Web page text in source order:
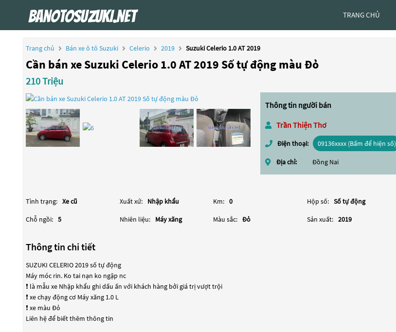
TRANG CHỦ
Trang chủ Bán xe ô tô Suzuki Celerio 2019 Suzuki Celerio 1.0 AT 2019
Cần bán xe Suzuki Celerio 1.0 AT 2019 Số tự động màu Đỏ
210 Triệu
Thông tin người bán
Trần Thiện Thơ
Điện thoại: 09136xxxx (Bấm để hiện số)
Địa chỉ: Đồng Nai
Tình trạng: Xe cũ Xuất xứ: Nhập khẩu Km: 0 Hộp số: Số tự động
Chỗ ngồi: 5 Nhiên liệu: Máy xăng Màu sắc: Đỏ Sản xuất: 2019
Thông tin chi tiết
SUZUKI CELERIO 2019 số tự động
Máy móc rin. Ko tai nạn ko ngập nc
❗️ là mẫu xe Nhập khẩu ghi dấu ấn với khách hàng bởi giá trị vượt trội
❗️ xe chạy động cơ Máy xăng 1.0 L
❗️ xe màu Đỏ
Liên hệ để biết thêm thông tin